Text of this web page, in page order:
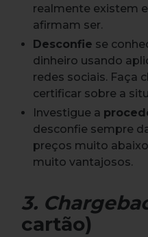
realmente existem
afirmam ser.
Desconfie se
dinheiro usando
redes sociais. Faça
certificar sobre a
Investigue a
desconfie sempre
preços muito
muito vantajosos.
3.
cartão)